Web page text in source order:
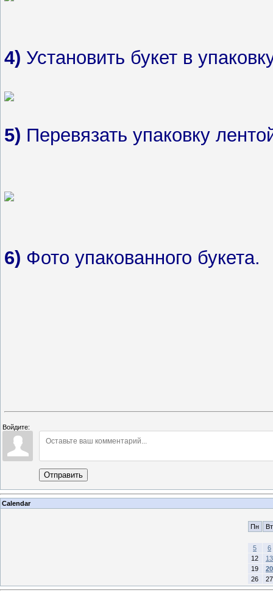
4) Установить букет в
5) Перевязать упаковку
6) Фото упакованного букета.
Войдите:
Отправить
Calendar
Пн Вт
5
6
12
13
19
20
26
27